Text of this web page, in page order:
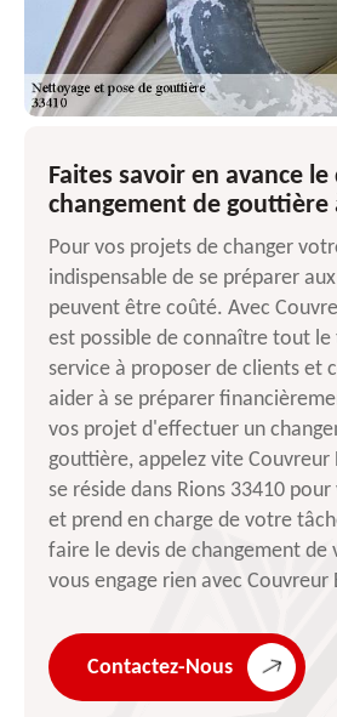
Faites savoir en avance le
changement de gouttière
Pour vos projets de changer
indispensable de se préparer
peuvent être coûté. Avec
est possible de connaître tout
service à proposer de clients et
aider à se préparer
vos projet d'effectuer un
gouttière, appelez vite Couvreur
se réside dans Rions 33410
et prend en charge de votre
faire le devis de changement
vous engage rien avec Couvreur
Contactez-Nous